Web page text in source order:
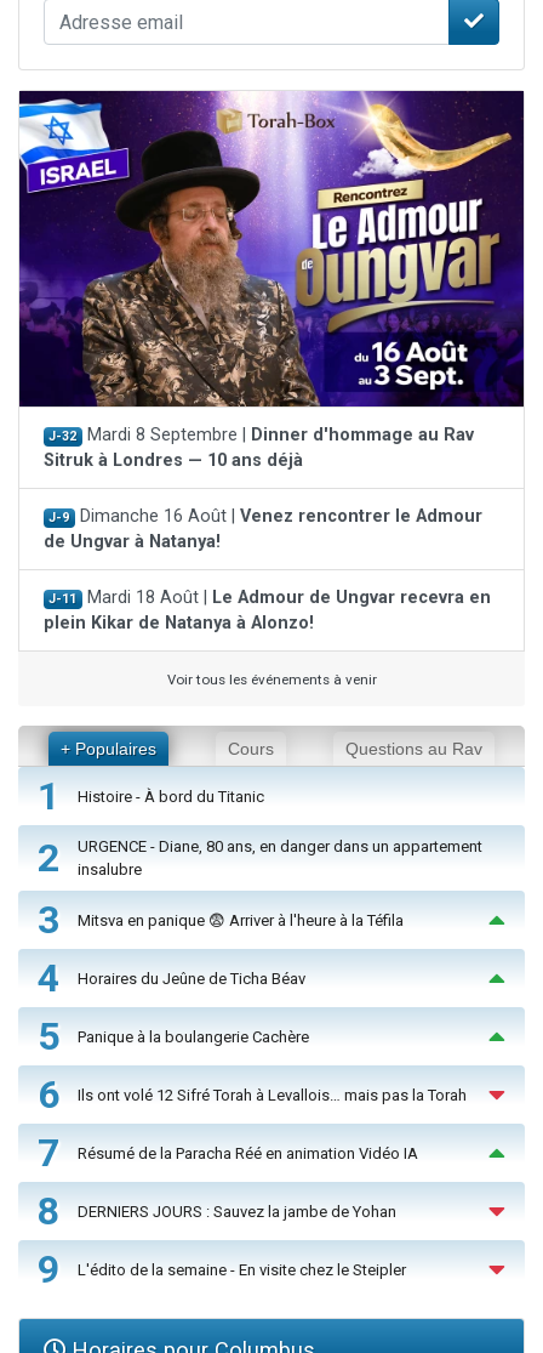
J-32 Mardi 8 Septembre |
Dinner d'hommage au Rav
Sitruk à Londres — 10 ans déjà
J-9 Dimanche 16 Août | Venez rencontrer le Admour
de Ungvar à Natanya!
J-11 Mardi 18 Août |
Le Admour de Ungvar recevra en
plein Kikar de Natanya à Alonzo!
Voir tous les événements à venir
+ Populaires Cours Questions au Rav
1 Histoire - À bord du Titanic
2
URGENCE - Diane, 80 ans, en danger dans un appartement
insalubre
3 Mitsva en panique 😨 Arriver à l'heure à la Téfila
4 Horaires du Jeûne de Ticha Béav
5 Panique à la boulangerie Cachère
6 Ils ont volé 12 Sifré Torah à Levallois… mais pas la Torah
7 Résumé de la Paracha Réé en animation Vidéo IA
8 DERNIERS JOURS : Sauvez la jambe de Yohan
9 L'édito de la semaine - En visite chez le Steipler